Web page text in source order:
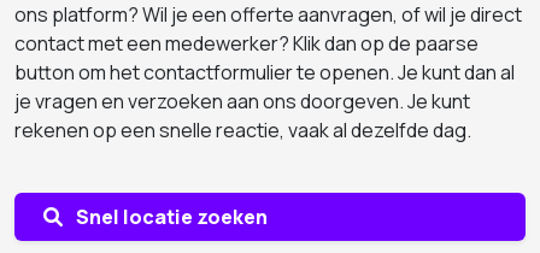
Snel locatie zoeken
ons platform? Wil je een offerte aanvragen, of wil je direct
contact met een medewerker? Klik dan op de paarse
button om het contactformulier te openen. Je kunt dan al
je vragen en verzoeken aan ons doorgeven. Je kunt
rekenen op een snelle reactie, vaak al dezelfde dag.